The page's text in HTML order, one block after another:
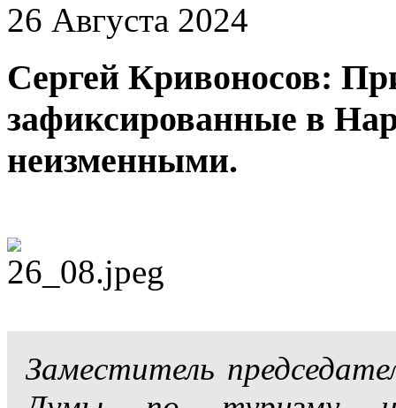
26 Августа 2024
Сергей Кривоносов:
зафиксированные в
неизменными.
Заместитель